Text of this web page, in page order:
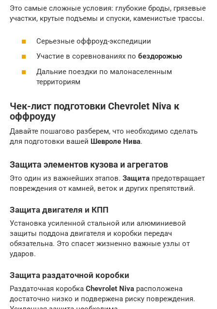
Это самые сложные условия: глубокие броды, грязевые
участки, крутые подъемы и спуски, каменистые трассы.
Серьезные оффроуд-экспедиции
Участие в соревнованиях по бездорожью
Дальние поездки по малонаселенным
территориям
Чек-лист подготовки Chevrolet Niva к
оффроуду
Давайте пошагово разберем, что необходимо сделать
для подготовки вашей Шевроле Нива.
Защита элементов кузова и агрегатов
Это один из важнейших этапов. Защита предотвращает
повреждения от камней, веток и других препятствий.
Защита двигателя и КПП
Установка усиленной стальной или алюминиевой
защиты поддона двигателя и коробки передач
обязательна. Это спасет жизненно важные узлы от
ударов.
Защита раздаточной коробки
Раздаточная коробка Chevrolet Niva расположена
достаточно низко и подвержена риску повреждения.